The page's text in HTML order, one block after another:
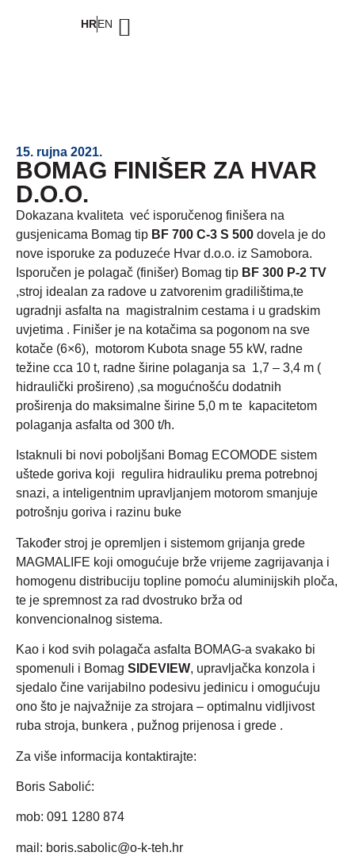
HREN
15. rujna 2021.
BOMAG FINIŠER ZA HVAR
D.O.O.
Dokazana kvaliteta već isporučenog finišera na
gusjenicama Bomag tip BF 700 C-3 S 500 dovela je do
nove isporuke za poduzeće Hvar d.o.o. iz Samobora.
Isporučen je polagač (finišer) Bomag tip BF 300 P-2 TV
,stroj idealan za radove u zatvorenim gradilištima,te
ugradnji asfalta na magistralnim cestama i u gradskim
uvjetima . Finišer je na kotačima sa pogonom na sve
kotače (6×6), motorom Kubota snage 55 kW, radne
težine cca 10 t, radne širine polaganja sa 1,7 – 3,4 m (
hidraulički prošireno) ,sa mogućnošću dodatnih
proširenja do maksimalne širine 5,0 m te kapacitetom
polaganja asfalta od 300 t/h.
Istaknuli bi novi poboljšani Bomag ECOMODE sistem
uštede goriva koji regulira hidrauliku prema potrebnoj
snazi, a inteligentnim upravljanjem motorom smanjuje
potrošnju goriva i razinu buke
Također stroj je opremljen i sistemom grijanja grede
MAGMALIFE koji omogućuje brže vrijeme zagrijavanja i
homogenu distribuciju topline pomoću aluminijskih ploča,
te je spremnost za rad dvostruko brža od
konvencionalnog sistema.
Kao i kod svih polagača asfalta BOMAG-a svakako bi
spomenuli i Bomag SIDEVIEW, upravljačka konzola i
sjedalo čine varijabilno podesivu jedinicu i omogućuju
ono što je najvažnije za strojara – optimalnu vidljivost
ruba stroja, bunkera , pužnog prijenosa i grede .
Za više informacija kontaktirajte:
Boris Sabolić:
mob: 091 1280 874
mail: boris.sabolic@o-k-teh.hr